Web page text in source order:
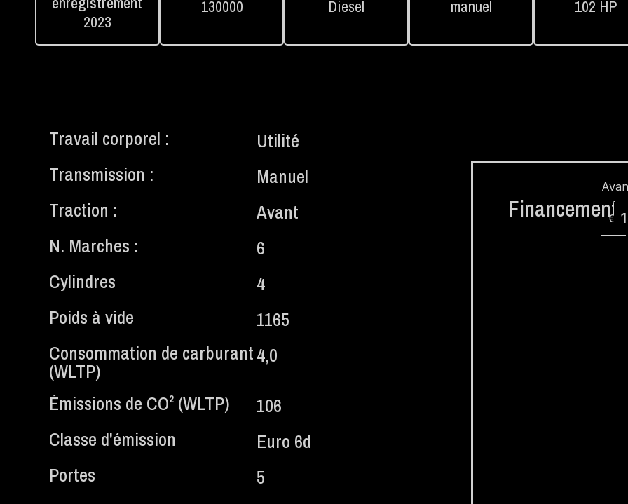
2023
130000
Diesel
manuel
102 HP
Travail corporel :
Utilité
Transmission :
Manuel
Traction :
Avant
N. Marches :
6
Cylindres
4
Poids à vide
1165
Consommation de carburant
(WLTP)
4,0
Émissions de CO² (WLTP)
106
Classe d'émission
Euro 6d
Portes
5
Financement
€